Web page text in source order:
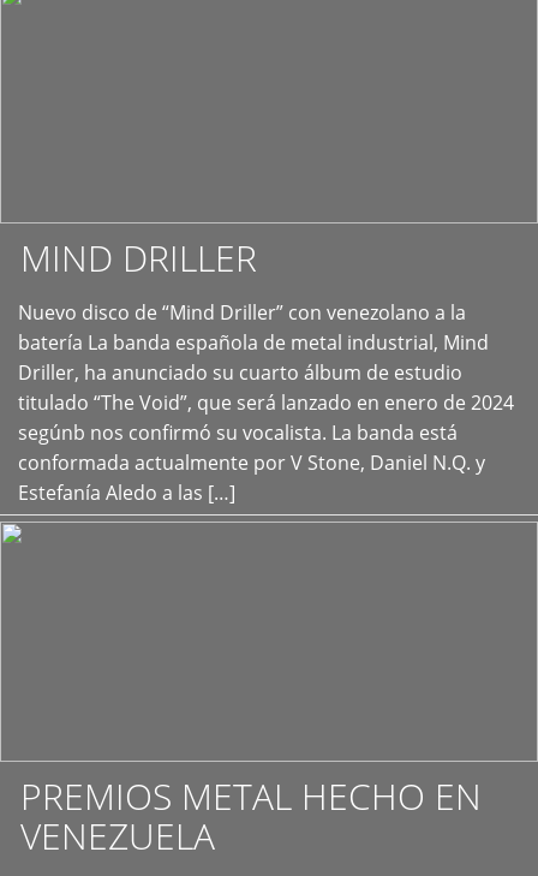
MIND DRILLER
Nuevo disco de “Mind Driller” con venezolano a la
batería La banda española de metal industrial, Mind
Driller, ha anunciado su cuarto álbum de estudio
titulado “The Void”, que será lanzado en enero de 2024
segúnb nos confirmó su vocalista. La banda está
conformada actualmente por V Stone, Daniel N.Q. y
Estefanía Aledo a las […]
+
PREMIOS METAL HECHO EN
VENEZUELA